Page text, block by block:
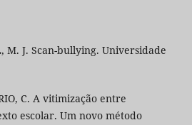
M. J. Scan-bullying. Universidade
C. A vitimização entre
escolar. Um novo método